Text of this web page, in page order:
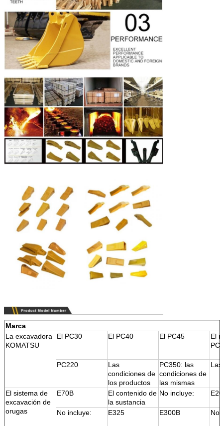
Marca
La excavadora
KOMATSU
El PC30 El PC40 El PC45
El
PC220
Las
condiciones de
los productos
PC350: las
condiciones de
las mismas
El sistema de
excavación de
orugas
E70B
El contenido de
la sustancia
No incluye:
No incluye: E325 E300B No